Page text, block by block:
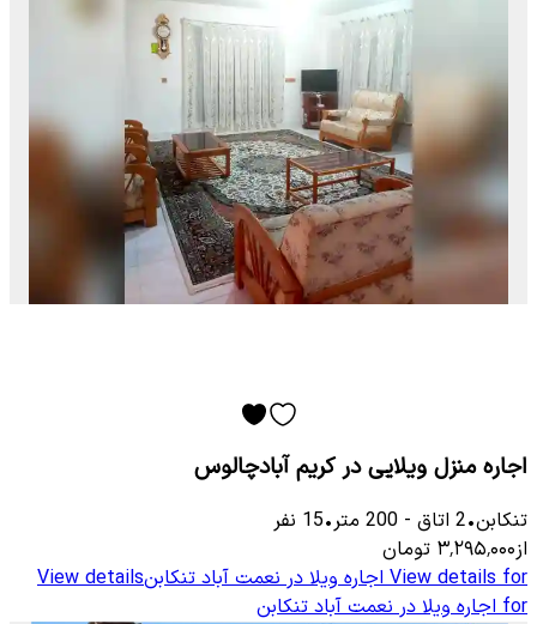
اجاره منزل ویلایی در کریم آبادچالوس
تنکابن•
2 اتاق -
200 متر•
15 نفر
از۳٬۲۹۵٬۰۰۰ تومان
View details for اجاره ویلا در نعمت آباد تنکابنView details
for اجاره ویلا در نعمت آباد تنکابن